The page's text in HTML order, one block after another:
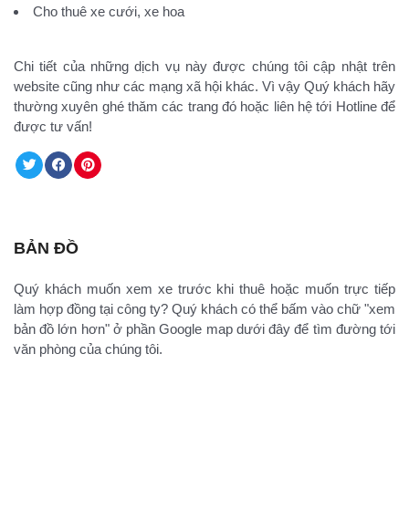
Cho thuê xe cưới, xe hoa
Chi tiết của những dịch vụ này được chúng tôi cập nhật trên
website cũng như các mạng xã hội khác. Vì vậy Quý khách hãy
thường xuyên ghé thăm các trang đó hoặc liên hệ tới Hotline để
được tư vấn!
BẢN ĐỒ
Quý khách muốn xem xe trước khi thuê hoặc muốn trực tiếp
làm hợp đồng tại công ty? Quý khách có thể bấm vào chữ "xem
bản đồ lớn hơn" ở phần Google map dưới đây để tìm đường tới
văn phòng của chúng tôi.